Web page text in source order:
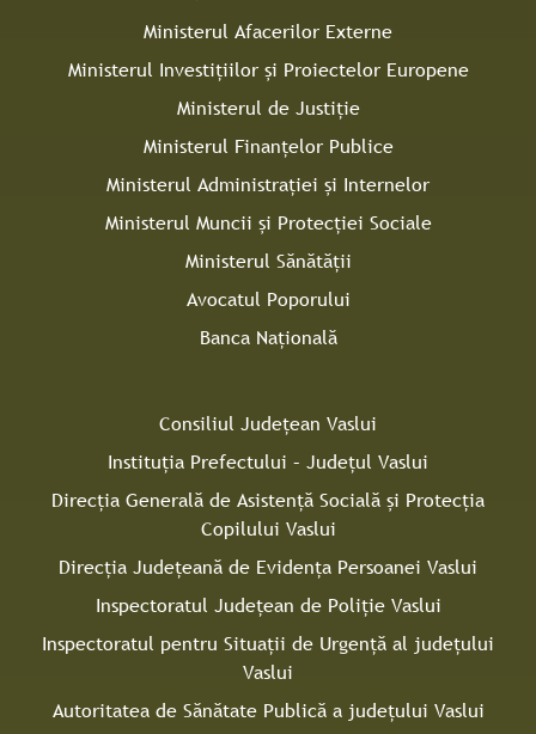
Ministerul Afacerilor Externe
Ministerul Investițiilor și Proiectelor Europene
Ministerul de Justiție
Ministerul Finanțelor Publice
Ministerul Administrației și Internelor
Ministerul Muncii și Protecției Sociale
Ministerul Sănătății
Avocatul Poporului
Banca Națională
Consiliul Judeţean Vaslui
Instituţia Prefectului – Judeţul Vaslui
Direcţia Generală de Asistenţă Socială şi Protecţia
Copilului Vaslui
Direcţia Judeţeană de Evidenţa Persoanei Vaslui
Inspectoratul Judeţean de Poliţie Vaslui
Inspectoratul pentru Situaţii de Urgenţă al judeţului
Vaslui
Autoritatea de Sănătate Publică a judeţului Vaslui